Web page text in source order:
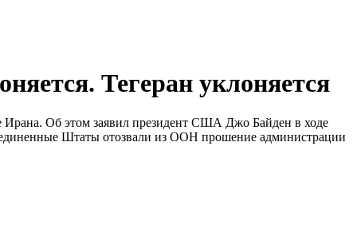
Тегеран уклоняется
Ирана. Об этом заявил президент США Джо Байден в ходе
Штаты отозвали из ООН прошение администрации